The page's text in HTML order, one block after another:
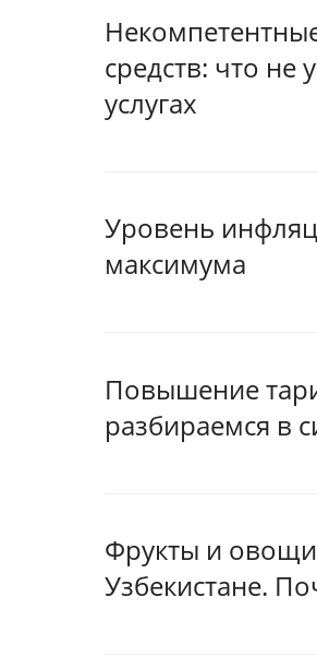
средств: что не
услугах
Уровень
максимума
Повышение
разбираемся в
Фрукты и овощи
Узбекистане.